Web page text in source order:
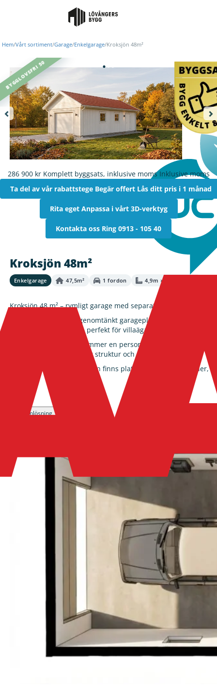
Hem/Vårt sortiment/Garage/Enkelgarage/Kroksjön 48m²
BYGGLOVSFRI 50
286 900 kr Komplett byggsats, inklusive moms Inklusive moms
Ta del av vår rabattstege Begär offert Lås ditt pris i 1 månad
Rita eget Anpassa i vårt 3D-verktyg
Kontakta oss Ring 0913 - 105 40
Kroksjön 48m²
Enkelgarage 47,5m² 1 fordon 4,9m × 9,7m × 3,8m
Kroksjön 48 m² – rymligt garage med separat förråd för dig
Kroksjön 48 m² är en genomtänkt garageplanlösning på 4,8
effektiv ytanvändning – perfekt för villaägare som behöver
Den stora garageytan rymmer en personbil med gott om
och arbetsyta som skapar struktur och ordning.
I den separata förrådsdelen finns plats för verktyg,
med golvyta eller funktion.
Det slitstarka betonggolvet och den robusta konstruktionen
hållbar och värdehöjande lösning.
Planlösning